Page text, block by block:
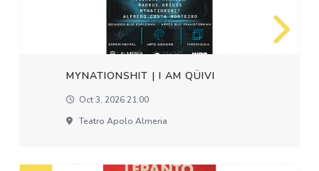
MYNATIONSHIT | I AM QÜIVI
Oct 3, 2026 21:00
Teatro Apolo Almeria